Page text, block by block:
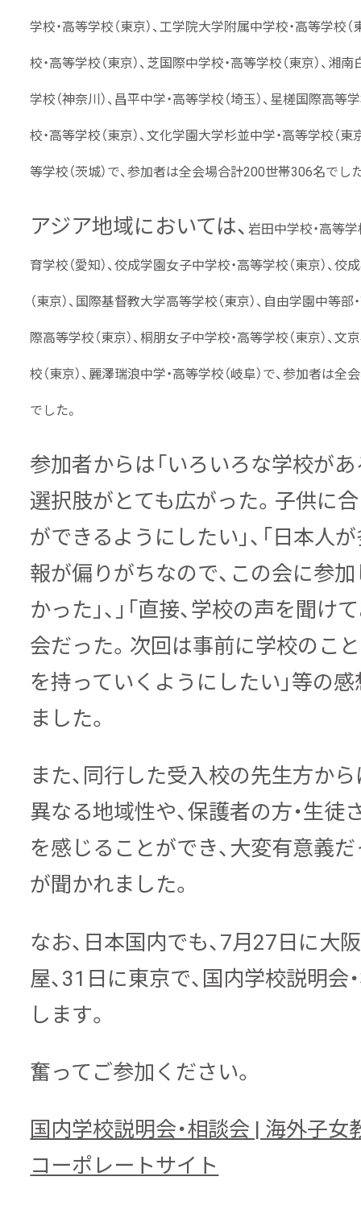
学校・高等学校（東京）、工学院大学附属中学校・高等学校（東
校・高等学校（東京）、 芝国際中学校・高等学校（東京）、 湘南
学校（神奈川）、 昌平中学・高等学校（埼玉）、 星槎国際高等学
校・高等学校（東京）、文化学園大学杉並中学・高等学校（東
等学校（茨城） で、参加者は全会場合計200世帯306名でし
アジア地域においては、岩田中学校・高等
育学校 （愛知）、佼成学園女子中学校・高等学校 （東京）、佼
（東京）、 国際基督教大学高等学校 （東京）、 自由学園 中等部
際高等学校 （東京）、桐朋女子中学校・高等学校 （東京）、文
校 （東京）、 麗澤瑞浪中学・高等学校 （岐阜）で、参加者は
でした。
参加者からは「いろいろな学校が
選択肢がとても広がった。子供に
ができるようにしたい」、「日本人
報が偏りがちなので、この会に参
かった」、」「直接、学校の声を聞け
会だった。次回は事前に学校のこ
を持っていくようにしたい」等の
ました。
また、同行した受入校の先生方から
異なる地域性や、保護者の方・生徒
を感じることができ、大変有意義だ
が聞かれました。
なお、日本国内でも、7月27日に大
屋、31日に東京で、国内学校説明会
します。
奮ってご参加ください。
国内学校説明会・相談会 | 海外子女
コーポレートサイト